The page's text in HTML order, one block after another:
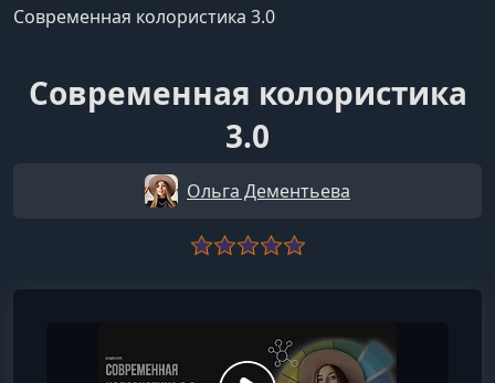
Современная колористика 3.0
Современная колористика
3.0
Ольга Дементьева